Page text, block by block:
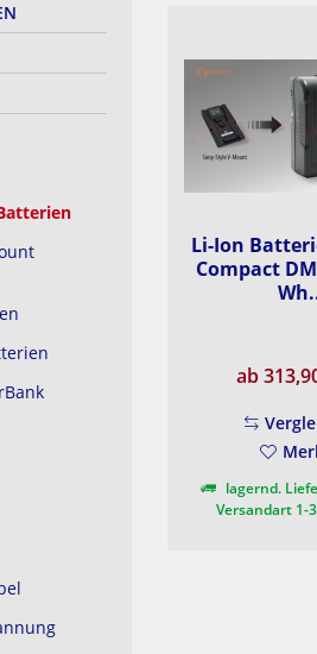
Li-Ion
Compact
ab
lagernd.
Versandart 1-